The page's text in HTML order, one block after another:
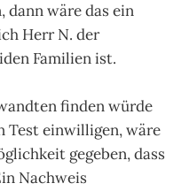
dann wäre das ein
Herr N. der
Familien ist.
finden würde
Test einwilligen, wäre
gegeben, dass
Nachweis